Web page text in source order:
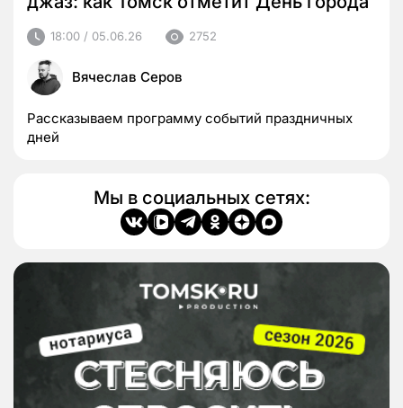
18:00 / 05.06.26 2752
Вячеслав Серов
Рассказываем программу событий праздничных
дней
Мы в социальных сетях: